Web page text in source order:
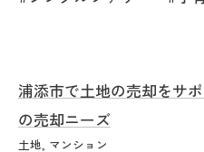
浦添市で土地の売却をサ
の売却ニーズ
土地 マンション